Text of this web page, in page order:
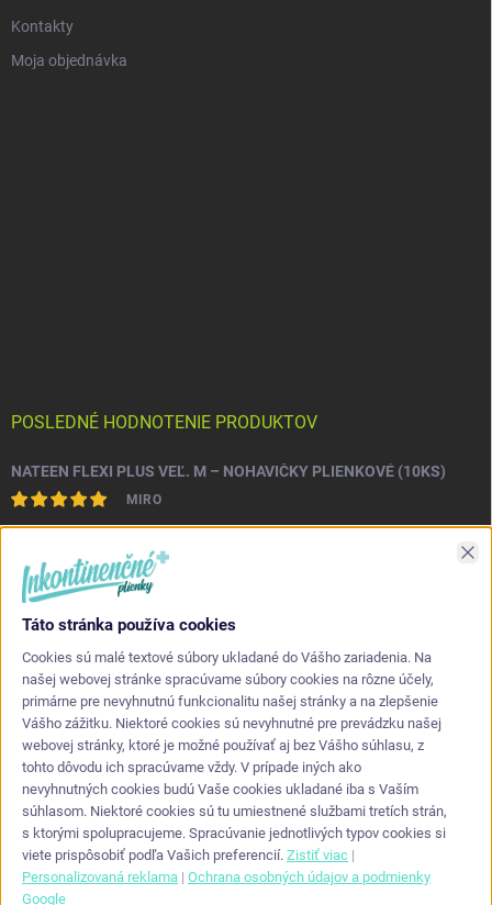
Kontakty
Moja objednávka
POSLEDNÉ HODNOTENIE PRODUKTOV
NATEEN FLEXI PLUS VEĽ. M – NOHAVIČKY PLIENKOVÉ (10KS)
MIRO
nepretekajú po stranách.
KONTAKT
info @inkontinencneplienky.sk
+421 948 864 624
Táto stránka používa cookies
Cookies sú malé textové súbory ukladané do Vášho zariadenia. Na
našej webovej stránke spracúvame súbory cookies na rôzne účely,
primárne pre nevyhnutnú funkcionalitu našej stránky a na zlepšenie
Vášho zážitku. Niektoré cookies sú nevyhnutné pre prevádzku našej
webovej stránky, ktoré je možné používať aj bez Vášho súhlasu, z
tohto dôvodu ich spracúvame vždy. V prípade iných ako
nevyhnutných cookies budú Vaše cookies ukladané iba s Vaším
súhlasom. Niektoré cookies sú tu umiestnené službami tretích strán,
s ktorými spolupracujeme. Spracúvanie jednotlivých typov cookies si
viete prispôsobiť podľa Vašich preferencií. Zistiť viac |
Personalizovaná reklama | Ochrana osobných údajov a podmienky
Google